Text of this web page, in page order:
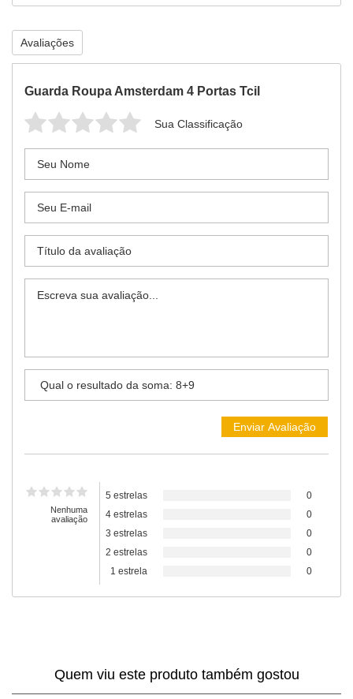
Avaliações
Guarda Roupa Amsterdam 4 Portas Tcil
Sua Classificação
Nenhuma
avaliação
5 estrelas
0
4 estrelas
0
3 estrelas
0
2 estrelas
0
1 estrela
0
Quem viu este produto também gostou